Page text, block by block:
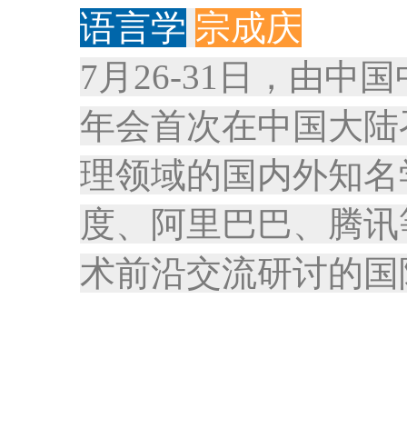
语言学 宗成庆
7月26-31日，由中
年会首次在中国大
理领域的国内外知
度、阿里巴巴、腾
术前沿交流研讨的